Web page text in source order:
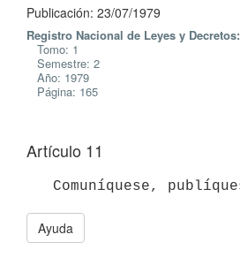
Publicación: 23/07/1979
Registro Nacional de Leyes y Decretos:
Tomo: 1
Semestre: 2
Año: 1979
Página: 165
Artículo 11
Ayuda